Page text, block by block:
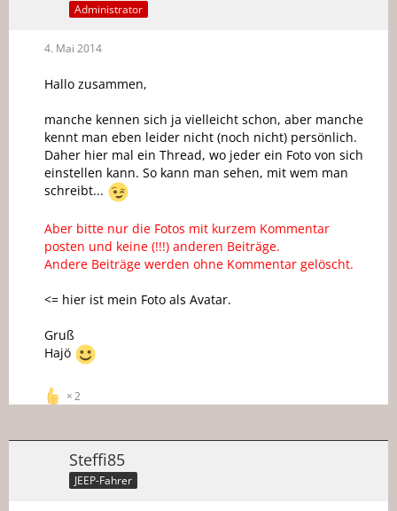
Administrator
4. Mai 2014
Hallo zusammen,
manche kennen sich ja vielleicht schon, aber manche
kennt man eben leider nicht (noch nicht) persönlich.
Daher hier mal ein Thread, wo jeder ein Foto von sich
einstellen kann. So kann man sehen, mit wem man
schreibt...
Aber bitte nur die Fotos mit kurzem Kommentar
posten und keine (!!!) anderen Beiträge.
Andere Beiträge werden ohne Kommentar gelöscht.
<= hier ist mein Foto als Avatar.
Gruß
Hajö
2
Steffi85
JEEP-Fahrer